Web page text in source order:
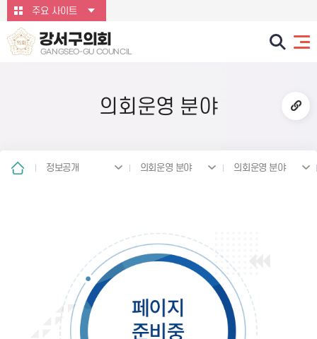
본문바로가기주요 사이트
강서구의회
GANGSEO-GU COUNCIL
의회운영 분야
정보공개 의회운영 분야 의회운영 분야